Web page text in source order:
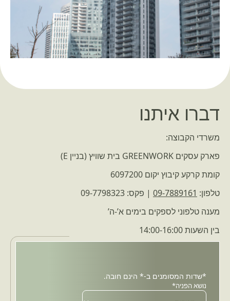
דברו איתנו
משרדי הקבוצה:
פארק עסקים GREENWORK בית שוויץ (בניין E)
קומת קרקע קיבוץ יקום 6097200
טלפון: 09-7889161 | פקס: 09-7798323
מענה טלפוני לספקים בימים א’-ה’
בין השעות 14:00-16:00
*שדות המסומנים ב-* הינם חובה.
נושא הפניה*